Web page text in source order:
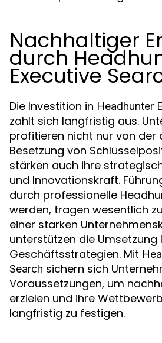
Nachhaltiger
durch
Executive
Die Investition in Headhunter
zahlt sich langfristig aus.
profitieren nicht nur von der
Besetzung von
stärken auch ihre
und Innovationskraft.
durch professionelle
werden, tragen wesentlich
einer starken
unterstützen die
Geschäftsstrategien. Mit
Search sichern sich
Voraussetzungen, um
erzielen und ihre
langfristig zu festigen.